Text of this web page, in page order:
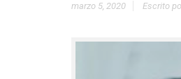
marzo 5, 2020 Escrito